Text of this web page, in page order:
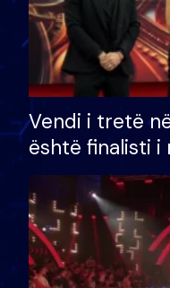
Vendi i tretë
është finalisti i